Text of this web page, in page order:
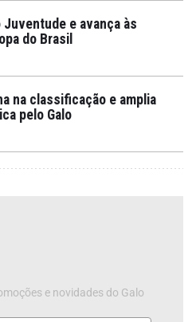
Juventude e avança às
do Brasil
na classificação e amplia
pelo Galo
e novidades do Galo